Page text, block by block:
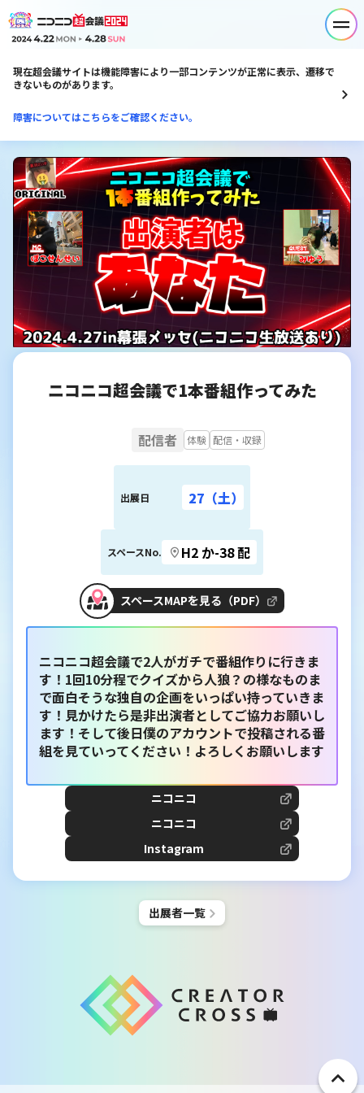
現在超会議サイトは機能障害により一部コンテンツが正常に表示、遷移で
きないものがあります。
障害についてはこちらをご確認ください。
ニコニコ超会議で1本番組作ってみた
配信者 体験 配信・収録
出展日 27（土）
スペースNo. H2 か-38 配
スペースMAPを見る（PDF）
ニコニコ超会議で2人がガチで番組作りに行きま
す！1回10分程でクイズから人狼？の様なものま
で面白そうな独自の企画をいっぱい持っていきま
す！見かけたら是非出演者としてご協力お願いし
ます！そして後日僕のアカウントで投稿される番
組を見ていってください！よろしくお願いします
ニコニコ
ニコニコ
Instagram
出展者一覧
ペ